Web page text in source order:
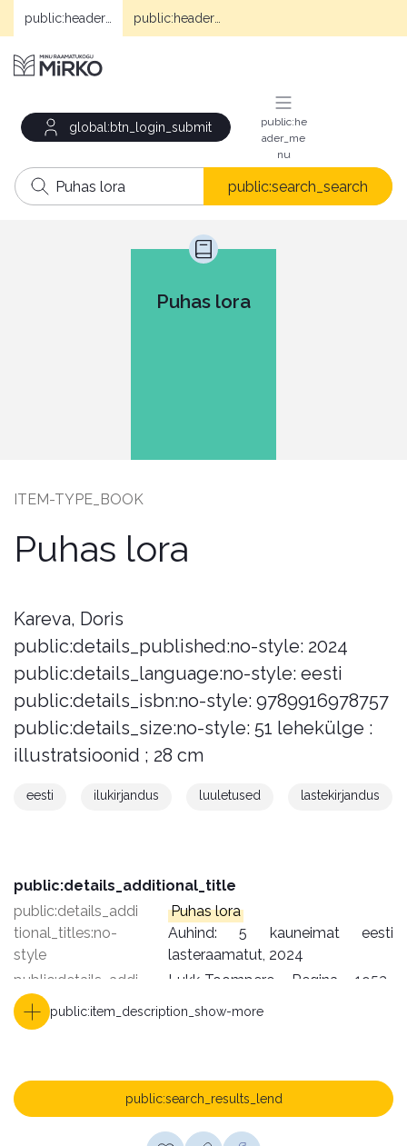
global:btn_login_submit
public:he
ader_me
nu
public:search_search
Puhas lora
ITEM-TYPE_BOOK
Puhas lora
Kareva, Doris
public:details_published:no-style: 2024
public:details_language:no-style: eesti
public:details_isbn:no-style: 9789916978757
public:details_size:no-style: 51 lehekülge :
illustratsioonid ; 28 cm
eesti ilukirjandus luuletused lastekirjandus
public:details_additional_title
public:details_addi
tional_titles:no-
style
Puhas lora
Auhind: 5 kauneimat eesti
lasteraamatut, 2024
public:details_addi
tional_coauthors:n
o-style
Lukk-Toompere, Regina, 1953-
illustreerija
public:details_addi
tional_publications
[Luige] : Verb, [2024]
[Tallinn] : Tallinna
Raamatutrükikoda
public:item_description_show-more
public:search_results_lend